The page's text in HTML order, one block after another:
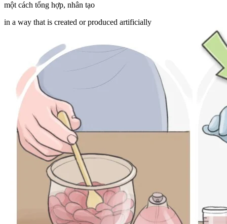
một cách tổng hợp, nhân tạo
in a way that is created or produced artificially